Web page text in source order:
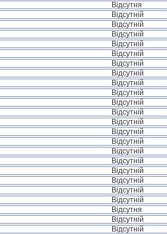
Відсутня
Відсутній
Відсутній
Відсутній
Відсутній
Відсутній
Відсутній
Відсутній
Відсутній
Відсутній
Відсутній
Відсутній
Відсутній
Відсутній
Відсутній
Відсутній
Відсутній
Відсутній
Відсутній
Відсутній
Відсутній
Відсутня
Відсутній
Відсутній